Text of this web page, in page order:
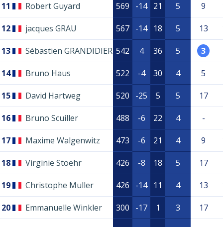
11 Robert Guyard 569 -14 21 5 9
12 jacques GRAU 567 -14 18 5 13
13 Sébastien GRANDIDIER 542 4 36 5 3
14 Bruno Haus 522 -4 30 4 5
15 David Hartweg 520 -25 5 5 17
16 Bruno Scuiller 488 -6 22 4 -
17 Maxime Walgenwitz 473 -6 21 4 9
18 Virginie Stoehr 426 -8 18 5 17
19 Christophe Muller 426 -14 11 4 13
20 Emmanuelle Winkler 300 -17 1 3 17